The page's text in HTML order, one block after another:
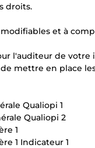
droits.
et à
l'auditeur de votre
mettre en place
Qualiopi 1
Qualiopi 2
1
1 Indicateur 1